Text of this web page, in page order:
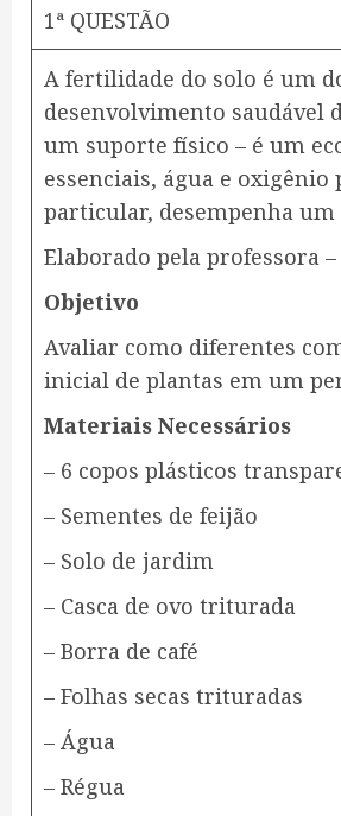
1ª QUESTÃO
A fertilidade do solo é um
desenvolvimento saudável
um suporte físico – é um
essenciais, água e
particular, desempenha
Elaborado pela professora –
Objetivo
Avaliar como diferentes
inicial de plantas em um
Materiais Necessários
– 6 copos plásticos
– Sementes de feijão
– Solo de jardim
– Casca de ovo triturada
– Borra de café
– Folhas secas trituradas
– Água
– Régua